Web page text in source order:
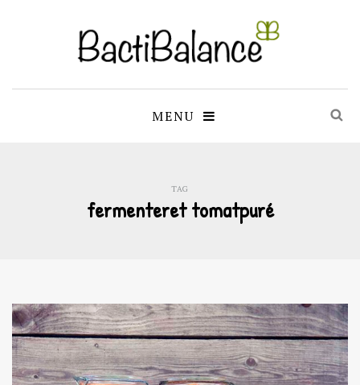
MENU
TAG
fermenteret tomatpuré